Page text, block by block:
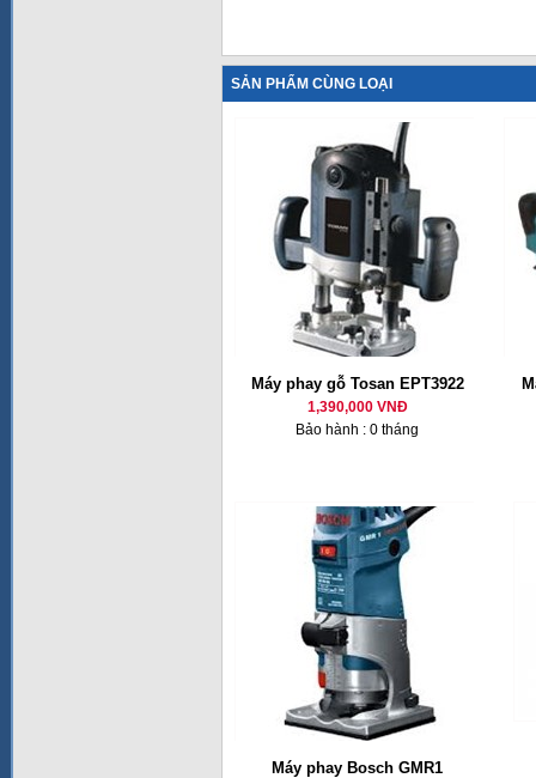
SẢN PHẨM CÙNG LOẠI
Máy phay gỗ Tosan EPT3922
1,390,000 VNĐ
Bảo hành : 0 tháng
Máy phay Bosch GMR1